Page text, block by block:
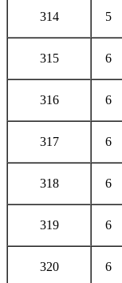
314 5
315 6
316 6
317 6
318 6
319 6
320 6